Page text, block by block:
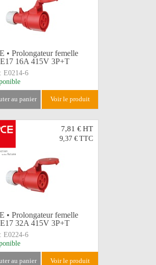
• Prolongateur femelle
16A 415V 3P+T
E0214-6
au panier voir le produit
7,81 €HT
9,37 € TTC
• Prolongateur femelle
32A 415V 3P+T
E0224-6
au panier voir le produit